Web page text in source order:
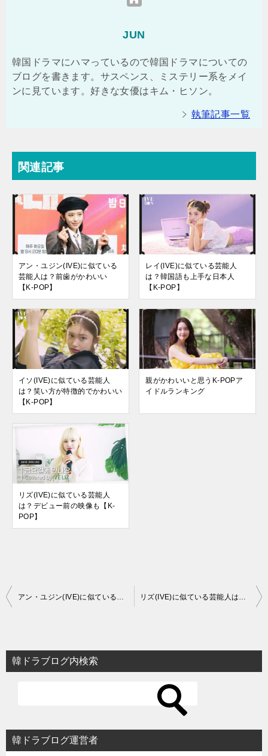
JUN
韓国ドラマにハマっているので韓国ドラマについての
ブログを書きます。サスペンス、ミステリー系をメイ
ンに見ています。好きな女優はキム・ヒソン。
執筆記事一覧
関連記事
アン・ユジン(IVE)に似ている
芸能人は？前歯がかわいい
【K-POP】
レイ(IVE)に似ている芸能人
は？韓国語も上手な日本人
【K-POP】
イソ(IVE)に似ている芸能人
は？笑い方が特徴的でかわいい
【K-POP】
親がかわいいと思うK-POPア
イドルランキング
リズ(IVE)に似ている芸能人
は？デビュー前の映像も【K-
POP】
投
ビ
ゲ
ョ
ン
アン・ユジン(IVE)に似ている芸能人は？前歯がかわいい【K-POP】 リズ(IVE)に似ている芸能人は？デビュー前の映像も【K-POP】
韓ドラブログ内検索
韓ドラブログ運営者